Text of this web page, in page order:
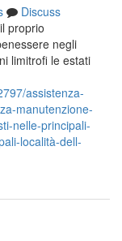
Discuss
proprio
negli
limitrofi le estati
assistenza-
manutenzione-
nelle-principali-
località-dell-